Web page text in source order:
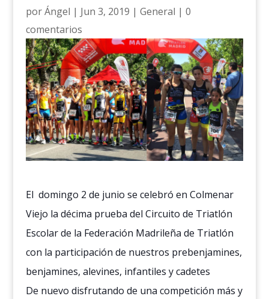
porÁngel | Jun 3, 2019 | General | 0
comentarios
El domingo 2 de junio se celebró en Colmenar
Viejo la décima prueba del Circuito de Triatlón
Escolar de la Federación Madrileña de Triatlón
con la participación de nuestros prebenjamines,
benjamines, alevines, infantiles y cadetes
De nuevo disfrutando de una competición más y